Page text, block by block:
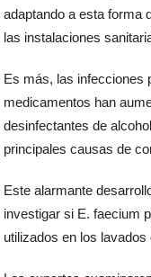
adaptando a esta forma
las instalaciones
Es más, las infecciones
medicamentos han
desinfectantes de
principales causas de
Este alarmante
investigar si E. faecium
utilizados en los lavados